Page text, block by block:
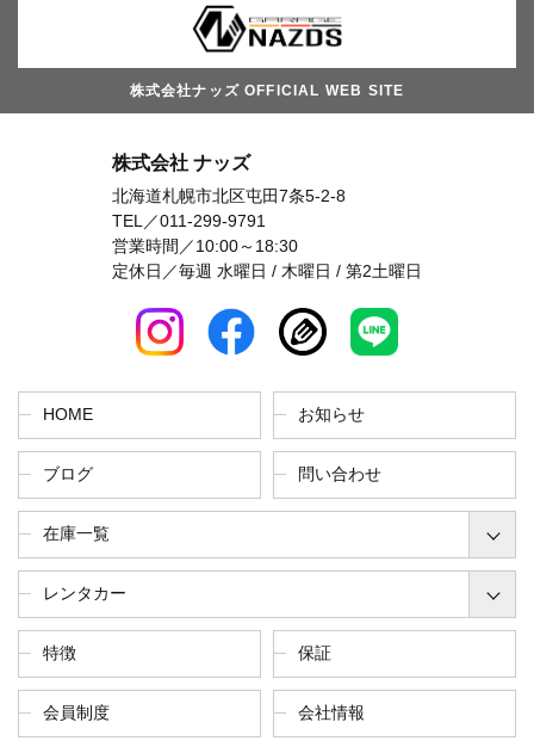
株式会社ナッズ OFFICIAL WEB SITE
株式会社 ナッズ
北海道札幌市北区屯田7条5-2-8
TEL／011-299-9791
営業時間／10:00～18:30
定休日／毎週 水曜日 / 木曜日 / 第2土曜日
HOME お知らせ
ブログ 問い合わせ
在庫一覧
レンタカー
特徴 保証
会員制度 会社情報